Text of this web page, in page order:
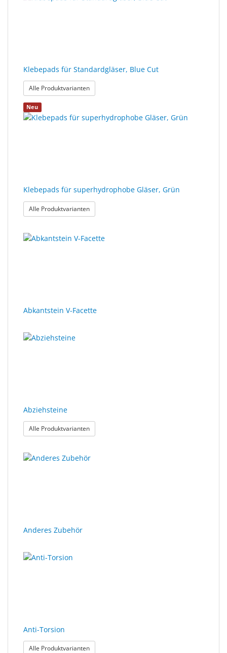
JustMILO
NEED
YOU
SALE
Klebepads für Standardgläser, Blue Cut
Alle Produktvarianten: Klebepads für Standardgläser, Blue Cut
Neu
Klebepads für superhydrophobe Gläser, Grün
Alle Produktvarianten: Klebepads für superhydrophobe Gläser, Grün
Abkantstein V-Facette
Abziehsteine
Alle Produktvarianten: Abziehsteine
Anderes Zubehör
Anti-Torsion
Alle Produktvarianten: Anti-Torsion